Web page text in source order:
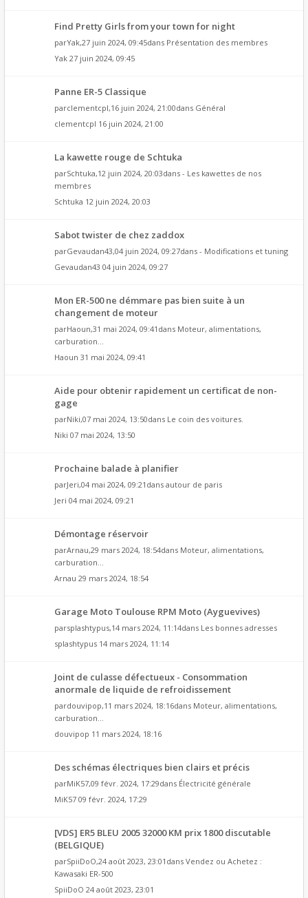
Find Pretty Girls from your town for night
parYak,27 juin 2024, 09:45dans Présentation des membres
Yak 27 juin 2024, 09:45
Panne ER-5 Classique
parclementcpl,16 juin 2024, 21:00dans Général
clementcpl 16 juin 2024, 21:00
La kawette rouge de Schtuka
parSchtuka,12 juin 2024, 20:03dans - Les kawettes de nos
membres
Schtuka 12 juin 2024, 20:03
Sabot twister de chez zaddox
parGevaudan43,04 juin 2024, 09:27dans - Modifications et tuning
Gevaudan43 04 juin 2024, 09:27
Mon ER-500 ne démmare pas bien suite à un
changement de moteur
parHaoun,31 mai 2024, 09:41dans Moteur, alimentations,
carburation...
Haoun 31 mai 2024, 09:41
Aide pour obtenir rapidement un certificat de non-
gage
parNiki,07 mai 2024, 13:50dans Le coin des voitures.
Niki 07 mai 2024, 13:50
Prochaine balade à planifier
parJeri,04 mai 2024, 09:21dans autour de paris
Jeri 04 mai 2024, 09:21
Démontage réservoir
parArnau,29 mars 2024, 18:54dans Moteur, alimentations,
carburation...
Arnau 29 mars 2024, 18:54
Garage Moto Toulouse RPM Moto (Ayguevives)
parsplashtypus,14 mars 2024, 11:14dans Les bonnes adresses
splashtypus 14 mars 2024, 11:14
Joint de culasse défectueux - Consommation
anormale de liquide de refroidissement
pardouvipop,11 mars 2024, 18:16dans Moteur, alimentations,
carburation...
douvipop 11 mars 2024, 18:16
Des schémas électriques bien clairs et précis
parMiK57,09 févr. 2024, 17:29dans Électricité générale
MiK57 09 févr. 2024, 17:29
[VDS] ER5 BLEU 2005 32000 KM prix 1800 discutable
(BELGIQUE)
parSpiiDoO,24 août 2023, 23:01dans Vendez ou Achetez :
Kawasaki ER-500
SpiiDoO 24 août 2023, 23:01